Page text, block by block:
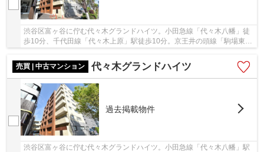
渋谷区富ヶ谷に佇む代々木グランドハイツ。小田急線「代々木八幡」徒
歩10分、千代田線「代々木上原」駅徒歩10分。京王井の頭線「駒場東大
前」駅も徒歩圏内。周辺にはスーパーやドラッ...
売買 | 中古マンション
代々木グランドハイツ
過去掲載物件
渋谷区富ヶ谷に佇む代々木グランドハイツ。小田急線「代々木八幡」駅